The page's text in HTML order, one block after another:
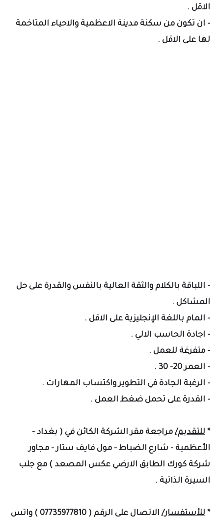
الاقل .
- ان تكون من سكنة مدينة الاعظمية والاحياء المتاخمة
لها على الاقل .
- اللباقة بالكلام والثقة العالية بالنفس والقدرة على حل
المشاكل .
- المام باللغة الإنجليزية على الاقل .
- اجادة الحاسب الالي .
- متفرغة للعمل .
- العمر 20- 30 .
- الرغبة الجادة في التطوير واكتساب المهارات .
- القدرة على تحمل ضغط العمل .
* للتقديم/مراجعة مقر الشركة الكائن في ( بغداد -
الأعظمية - شارع الضباط - مول فايف ستار - مجاور
شركة كورك الطابق الارضي عكس المصعد ) مع جلب
السيرة الذاتية .
* للأستفسار/
الاتصال على الرقم ( 07735977810 ) واتس